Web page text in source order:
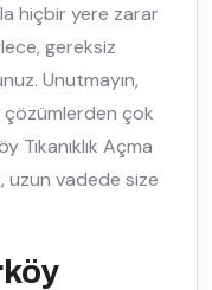
hiçbir yere zarar
gereksiz
Unutmayın,
çözümlerden çok
Tıkanıklık Açma
uzun vadede size